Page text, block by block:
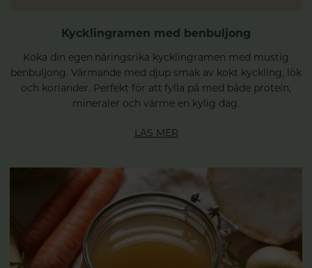
Kycklingramen med benbuljong
Koka din egen näringsrika kycklingramen med mustig
benbuljong. Värmande med djup smak av kokt kyckling, lök
och koriander. Perfekt för att fylla på med både protein,
mineraler och värme en kylig dag.
LÄS MER